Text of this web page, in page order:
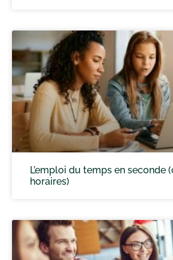
L’emploi du temps en seconde
horaires)